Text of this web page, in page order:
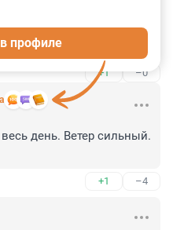
я прочитаю эти дурацкие
+1 –0
профиле
день. Ветер сильный.
+1 –4